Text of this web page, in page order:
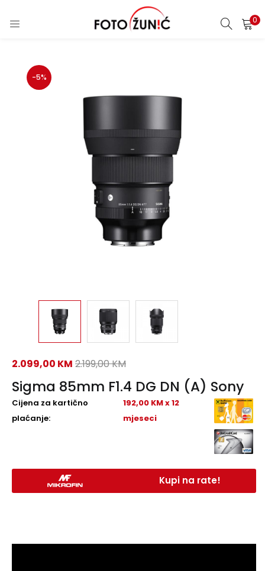
0
-5%
Sigma 85mm F1.4 DG DN (A) Sony
2.099,00 KM 2.199,00KM
Cijena za kartično
plaćanje:
192,00 KM x 12
mjeseci
Kupi na rate!